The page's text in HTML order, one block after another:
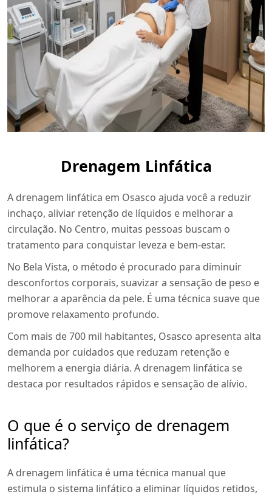
Drenagem Linfática
A drenagem linfática em Osasco ajuda você a reduzir
inchaço, aliviar retenção de líquidos e melhorar a
circulação. No Centro, muitas pessoas buscam o
tratamento para conquistar leveza e bem-estar.
No Bela Vista, o método é procurado para diminuir
desconfortos corporais, suavizar a sensação de peso e
melhorar a aparência da pele. É uma técnica suave que
promove relaxamento profundo.
Com mais de 700 mil habitantes, Osasco apresenta alta
demanda por cuidados que reduzam retenção e
melhorem a energia diária. A drenagem linfática se
destaca por resultados rápidos e sensação de alívio.
O que é o serviço de drenagem
linfática?
A drenagem linfática é uma técnica manual que
estimula o sistema linfático a eliminar líquidos retidos,